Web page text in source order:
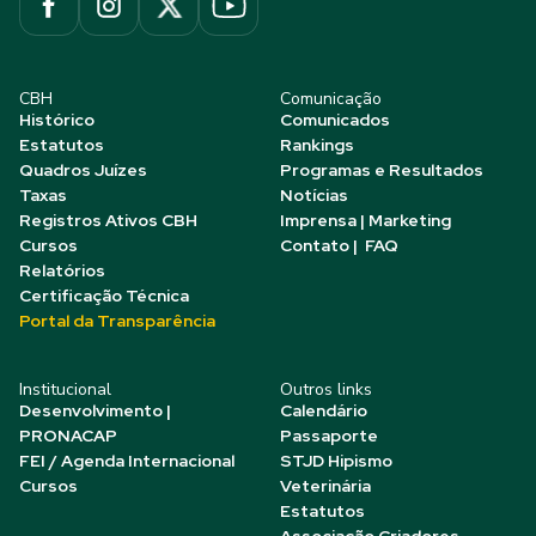
CBH
Histórico
Estatutos
Quadros Juízes
Taxas
Registros Ativos CBH
Cursos
Relatórios
Certificação Técnica
Portal da Transparência
Comunicação
Comunicados
Rankings
Programas e Resultados
Notícias
Imprensa | Marketing
Contato | FAQ
Institucional
Desenvolvimento |
PRONACAP
FEI / Agenda Internacional
Cursos
Outros links
Calendário
Passaporte
STJD Hipismo
Veterinária
Estatutos